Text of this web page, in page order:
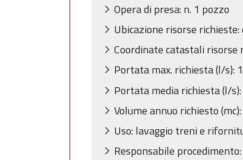
Opera di presa: n. 1 pozzo
Ubicazione risorse
Coordinate catastali risorse
Portata max. richiesta (l/s):
Portata media richiesta (l/
Volume annuo richiesto
Uso: lavaggio treni e
Responsabile